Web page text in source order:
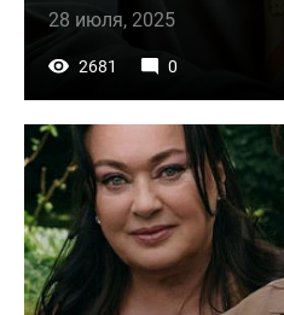
28 июля, 2025
2681 0